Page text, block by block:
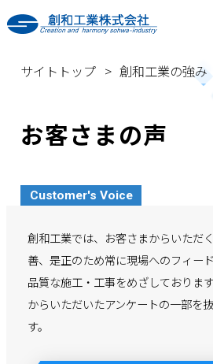
サイトトップ 創和工業の強み
お客さまの声
Customer's Voice
創和工業では、お客さまからいただ
善、是正のため常に現場へのフィー
品質な施工・工事をめざしておりま
からいただいたアンケートの一部を
す。